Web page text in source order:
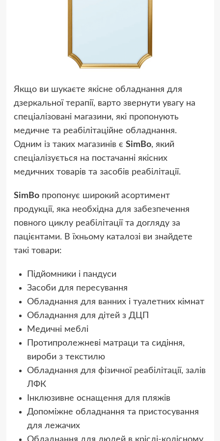
Якщо ви шукаєте якісне обладнання для
дзеркальної терапії, варто звернути увагу на
спеціалізовані магазини, які пропонують
медичне та реабілітаційне обладнання.
Одним із таких магазинів є SimBo, який
спеціалізується на постачанні якісних
медичних товарів та засобів реабілітації.
SimBoпропонує широкий асортимент
продукції, яка необхідна для забезпечення
повного циклу реабілітації та догляду за
пацієнтами. В їхньому каталозі ви знайдете
такі товари:
Підйомники і пандуси
Засоби для пересування
Обладнання для ванних і туалетних кімнат
Обладнання для дітей з ДЦП
Медичні меблі
Протипролежневі матраци та сидіння,
вироби з текстилю
Обладнання для фізичної реабілітації, залів
ЛФК
Інклюзивне оснащення для пляжів
Допоміжне обладнання та пристосування
для лежачих